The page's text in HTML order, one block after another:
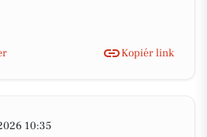
Kopiér link
10:35